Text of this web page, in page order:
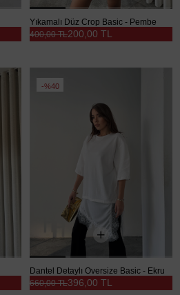
Yıkamalı Düz Crop Basic - Pembe
200,00 TL
400,00 TL
%40
Dantel Detaylı Oversize Basic - Ekru
396,00 TL
660,00 TL